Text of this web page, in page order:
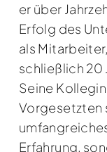
er über
Erfolg des
als
schließlich 20
Seine
Vorgesetzten
Erfahrung,